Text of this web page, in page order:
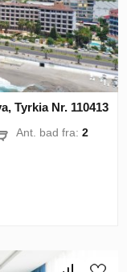
Tyrkia Nr. 110413
Ant. bad fra:2